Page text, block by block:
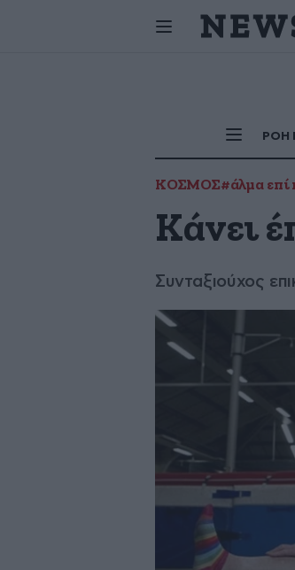
Σήμερα
ΡΟΗ
ΚΟΣΜΟΣ#άλμα
Κάνει
Συνταξιούχος